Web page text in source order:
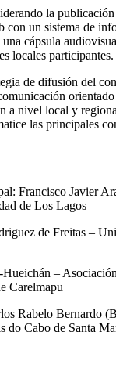
la publicación
con un sistema de
una cápsula
locales participantes.
de difusión del
a nivel local y
las principales
Francisco Javier
de Los Lagos
de Freitas –
–
Carelmapu
Rabelo Bernardo
do Cabo de Santa